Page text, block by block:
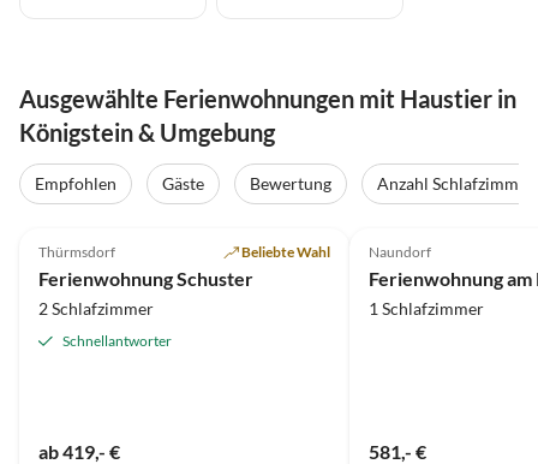
Ausgewählte Ferienwohnungen mit Haustier in
Königstein & Umgebung
Empfohlen Gäste Bewertung
Anzahl Schlafzimmer
Thürmsdorf Beliebte Wahl
Ferienwohnung Schuster
2 Schlafzimmer
Schnellantworter
ab 419,- €
Naundorf
Ferienwohnung
1 Schlafzimmer
581,- €